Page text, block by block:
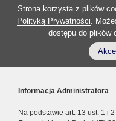
Strona korzysta z plików
Polityką Prywatności.
dostępu do plików
Informacja Administratora
Na podstawie art. 13 ust. 1 i